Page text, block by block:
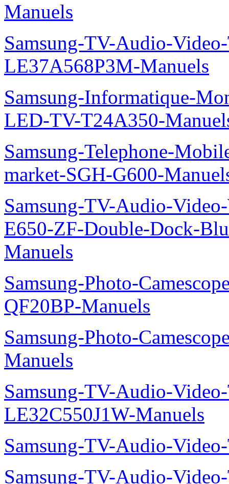
Manuels
Samsung-TV-Audio-
LE37A568P3M-Manuels
Samsung-Informatique-
LED-TV-T24A350-
Samsung-Telephone-
market-SGH-G600-
Samsung-TV-Audio-
E650-ZF-Double-Dock-
Manuels
Samsung-Photo-
QF20BP-Manuels
Samsung-Photo-
Manuels
Samsung-TV-Audio-
LE32C550J1W-Manuels
Samsung-TV-Audio-
Samsung-TV-Audio-